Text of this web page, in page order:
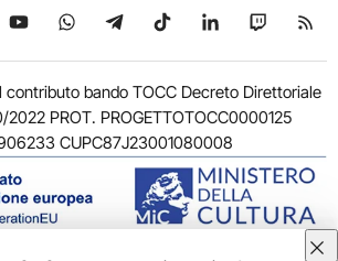
su X
Seguici su YouTube
Seguici su WhatsApp
Seguici su Telegram
Seguici su TikTok
Seguici su
Seguici
contributo bando TOCC Decreto Direttoriale
2022 PROT. PROGETTOTOCC0000125
CUPC87J23001080008